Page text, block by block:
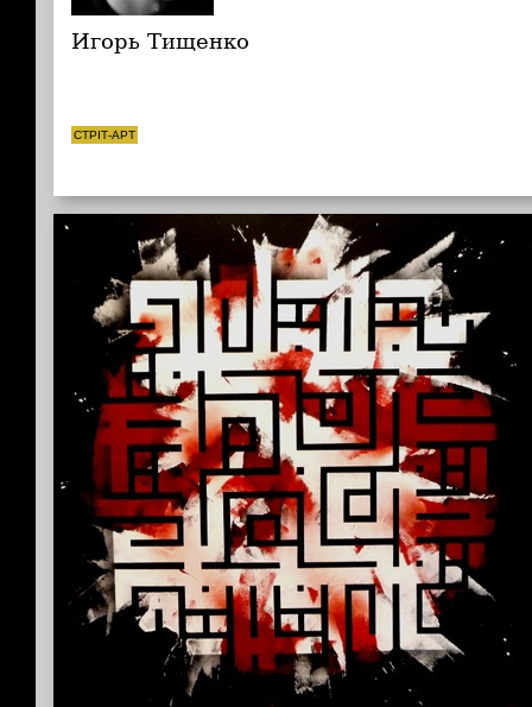
Игорь Тищенко
СТРІТ-АРТ